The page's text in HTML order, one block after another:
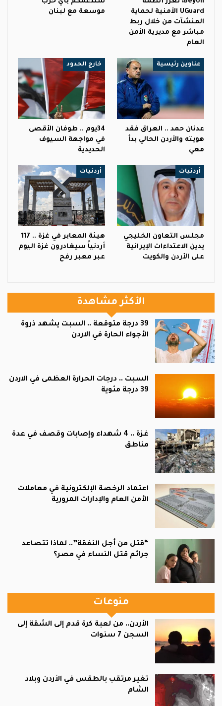
UGuard الأمنية لحماية
المنشآت من خلال ربط
مباشر مع مديرية الأمن
العام
موسعة مع لبنان
عناوين رئيسية
عدنان حمد .. العراق فقد
هويته والأردن الحالي بدأ
معي
خارج الحدود
34يوم .. طوفان الأقصى
في مواجهة السيوف
الحديدية
أردنيات
مجلس التعاون الخليجي
يدين الاعتداءات الإيرانية
على الأردن والكويت
أردنيات
هيئة المعابر في غزة .. 117
أردنياً سيغادرون غزة اليوم
عبر معبر رفح
الأكثر مشاهدة
39 درجة متوقعة .. السبت يشهد ذروة
الأجواء الحارة في الاردن
السبت .. درجات الحرارة العظمى في الاردن
39 درجة مئوية
غزة .. 4 شهداء وإصابات وقصف في عدة
مناطق
اعتماد الرخصة الإلكترونية في معاملات
الأمن العام والإدارات المرورية
“قتل من أجل النفقة”.. لماذا تتصاعد
جرائم قتل النساء في مصر؟
منوعات
الأردن.. من لعبة كرة قدم إلى الشقة إلى
السجن 7 سنوات
تغير مرتقب بالطقس في الأردن وبلاد
الشام